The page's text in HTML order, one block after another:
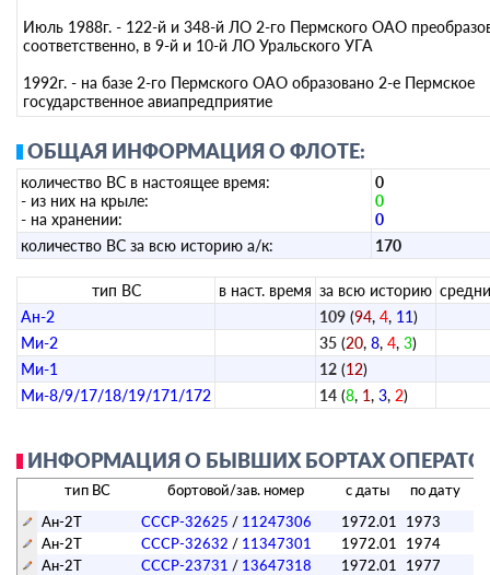
Июль 1988г. - 122-й и 348-й ЛО 2-го Пермского ОАО
соответственно, в 9-й и 10-й ЛО Уральского УГА
1992г. - на базе 2-го Пермского ОАО образовано 2-е Пермское
государственное авиапредприятие
ОБЩАЯ ИНФОРМАЦИЯ О ФЛОТЕ:
количество ВС в настоящее время:
- из них на крыле:
- на хранении:
0
0
0
количество ВС за всю историю а/к:
170
тип ВС в наст. время за всю историю
Ан-2
109 (94, 4, 11)
Ми-2
35 (20, 8, 4, 3)
Ми-1
12 (12)
Ми-8/9/17/18/19/171/172
14 (8, 1, 3, 2)
ИНФОРМАЦИЯ О БЫВШИХ БОРТАХ
тип ВС бортовой/зав. номер с даты
по дату
Ан-2Т
СССР-32625 / 11247306 1972.01 1973
Ан-2Т
СССР-32632 / 11347301 1972.01 1974
Ан-2Т
СССР-23731 / 13647318 1972.01 1977